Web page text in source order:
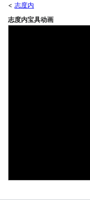
< 志度内
志度内宝具动画